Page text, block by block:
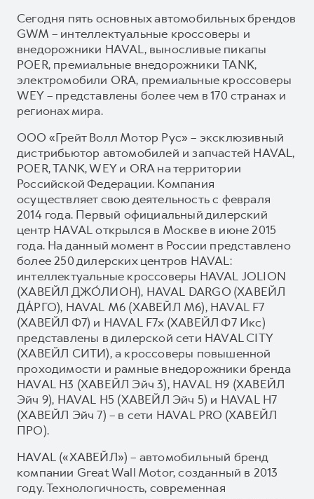
Сегодня пять основных автомобильных брендов
GWM – интеллектуальные кроссоверы и
внедорожники HAVAL, выносливые пикапы
POER, премиальные внедорожники TANK,
электромобили ORA, премиальные кроссоверы
WEY – представлены более чем в 170 странах и
регионах мира.
ООО «Грейт Волл Мотор Рус» – эксклюзивный
дистрибьютор автомобилей и запчастей HAVAL,
POER, TANK, WEY и ORA на территории
Российской Федерации. Компания
осуществляет свою деятельность с февраля
2014 года. Первый официальный дилерский
центр HAVAL открылся в Москве в июне 2015
года. На данный момент в России представлено
более 250 дилерских центров HAVAL:
интеллектуальные кроссоверы HAVAL JOLION
(ХАВЕЙЛ ДЖО́ЛИОН), HAVAL DARGO (ХАВЕЙЛ
ДА́РГО), HAVAL М6 (ХАВЕЙЛ M6), HAVAL F7
(ХАВЕЙЛ Ф7) и HAVAL F7x (ХАВЕЙЛ Ф7 Икс)
представлены в дилерской сети HAVAL CITY
(ХАВЕЙЛ СИТИ), а кроссоверы повышенной
проходимости и рамные внедорожники бренда
HAVAL H3 (ХАВЕЙЛ Эйч 3), HAVAL H9 (ХАВЕЙЛ
Эйч 9), HAVAL H5 (ХАВЕЙЛ Эйч 5) и HAVAL H7
(ХАВЕЙЛ Эйч 7) – в сети HAVAL PRO (ХАВЕЙЛ
ПРО).
HAVAL («ХАВЕЙЛ») – автомобильный бренд
компании Great Wall Motor, созданный в 2013
году. Технологичность, современная